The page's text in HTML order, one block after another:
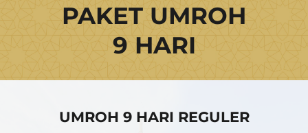
PAKET UMROH
9 HARI
UMROH 9 HARI REGULER